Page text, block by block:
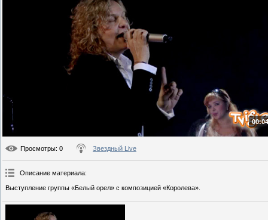
Просмотры: 0 Звездный Live
Описание материала:
Выступление группы «Белый орел» с композицией «Королева».